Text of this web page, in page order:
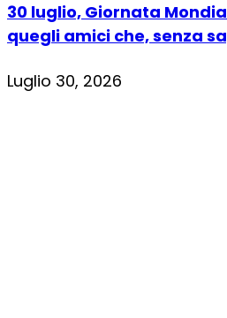
30 luglio, Giornata
quegli amici che, senza
Luglio 30, 2026